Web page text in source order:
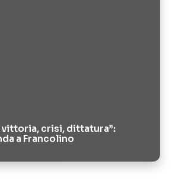
vittoria, crisi, dittatura”:
a Francolino